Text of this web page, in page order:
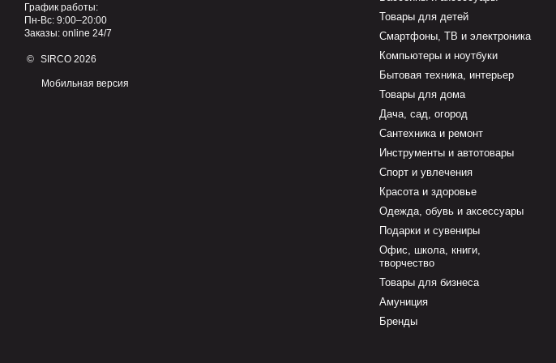
График работы:
Пн-Вс: 9:00–20:00
Заказы: online 24/7
© SIRCO 2026
Мобильная версия
Товары для детей
Смартфоны, ТВ и электроника
Компьютеры и ноутбуки
Бытовая техника, интерьер
Товары для дома
Дача, сад, огород
Сантехника и ремонт
Инструменты и автотовары
Спорт и увлечения
Красота и здоровье
Одежда, обувь и аксессуары
Подарки и сувениры
Офис, школа, книги,
творчество
Товары для бизнеса
Амуниция
Бренды